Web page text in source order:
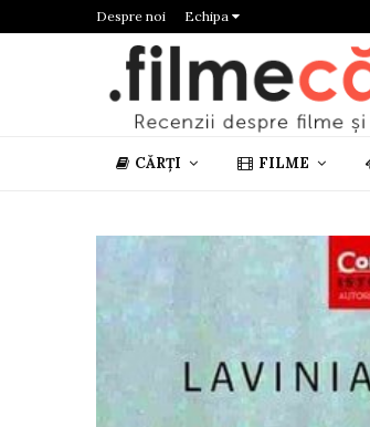
Despre noi Echipa
CĂRȚI FILME